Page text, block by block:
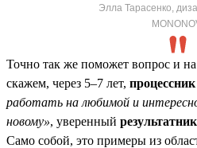
Элла Тарасенко,
Точно так же поможет вопрос и
скажем, через 5–7 лет, процессник
работать на любимой и
новому», уверенный результатник
Само собой, это примеры из